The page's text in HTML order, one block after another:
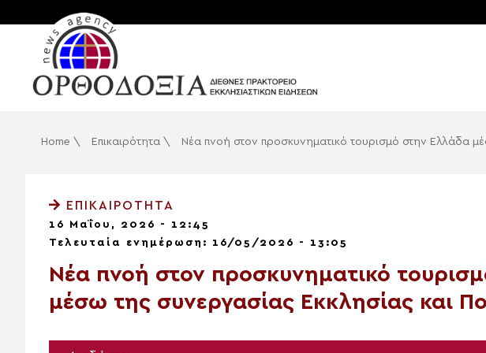
Home \ Επικαιρότητα \ Νέα πνοή στον προσκυνηματικό τουρισμό στην Ελλάδα
ΕΠΙΚΑΙΡΌΤΗΤΑ
16 Μαΐου, 2026 - 12:45
Τελευταία ενημέρωση: 16/05/2026 - 13:05
Νέα πνοή στον προσκυνηματικό
μέσω της συνεργασίας Εκκλησίας και